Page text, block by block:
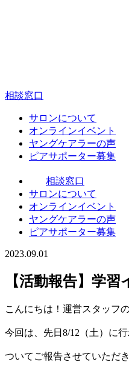
相談窓口
サ ロンについて
オンラインイベント
ヤングケアラーの声
ピアサポーター募集
相談窓口
サ ロンについて
オンラインイベント
ヤングケアラーの声
ピアサポーター募集
2023.09.01
【活動報告】学
こんにちは！運営スタッフ
今回は、先日8/12（土）に
ついてご報告させていただ